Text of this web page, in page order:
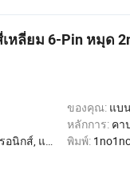
หลี่ยม 6-Pin หมุด
ของคุณ: แบ
หลักการ: คา
รงแรม, การค้า, หน้าแรก พิมพ์: 1no1nc